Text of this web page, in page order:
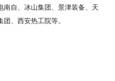
南自、冰山集团、景津装备、天
、西安热工院等。